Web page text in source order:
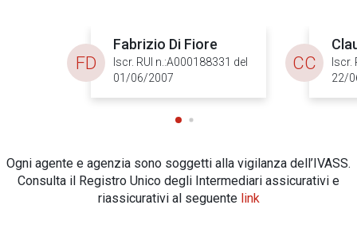
Fabrizio Di Fiore
Iscr. RUI n.:A000188331 del
01/06/2007
FD
Iscr.
22/
CC
Ogni agente e agenzia sono soggetti alla vigilanza dell’IVASS.
Consulta il Registro Unico degli Intermediari assicurativi e
riassicurativi al seguente link